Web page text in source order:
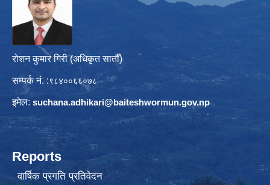
रोशन कुमार गिरी (अधिकृत सातौँ)
सम्पर्क नं. :९८४००६६०७८
इमेल: suchana.adhikari@baiteshwormun.gov.np
Reports
वार्षिक प्रगति प्रतिवेदन